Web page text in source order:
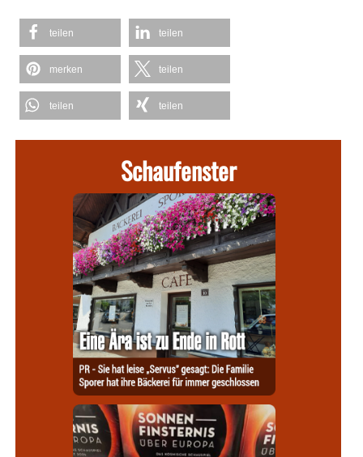
teilen teilen
merken teilen
teilen teilen
Schaufenster